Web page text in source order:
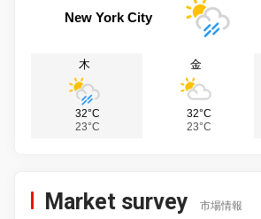
New York City
木
32°C
23°C
金
32°C
23°C
Market survey 市場情報